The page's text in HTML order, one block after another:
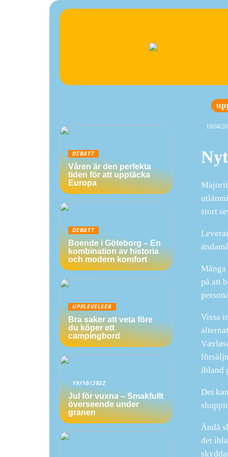
19/04/
stort
Många
på att
Vissa
ibland
Det
Ändå
det
DEBATT
Våren är den perfekta
tiden för att upptäcka
Europa
DEBATT
Boende i Göteborg – En
kombination av historia
och modern komfort
UPPLEVELSER
Bra saker att veta före
du köper ett
campingbord
19/10/2022
Jul för vuxna – Smakfullt
överseende under
granen